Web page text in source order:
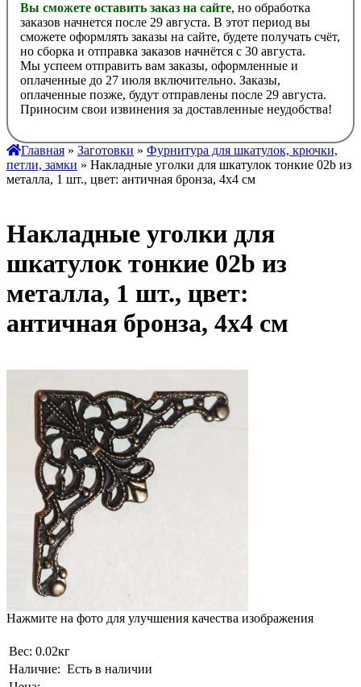
Вы сможете оставить заказ на сайте, но обработка
заказов начнется после 29 августа. В этот период вы
сможете оформлять заказы на сайте, будете получать счёт,
но сборка и отправка заказов начнётся с 30 августа.
Мы успеем отправить вам заказы, оформленные и
оплаченные до 27 июля включительно. Заказы,
оплаченные позже, будут отправлены после 29 августа.
Приносим свои извинения за доставленные неудобства!
Главная » Заготовки » Фурнитура для шкатулок, крючки,
петли, замки » Накладные уголки для шкатулок тонкие 02b из
металла, 1 шт., цвет: античная бронза, 4х4 см
Накладные уголки для
шкатулок тонкие 02b из
металла, 1 шт., цвет:
античная бронза, 4х4 см
Нажмите на фото для улучшения качества изображения
Вес: 0.02кг
Наличие: Есть в наличии